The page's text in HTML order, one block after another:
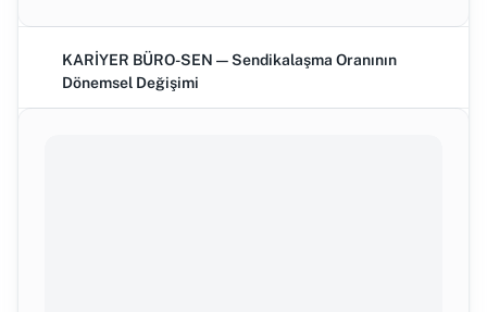
KARİYER BÜRO-SEN — Sendikalaşma Oranının
Dönemsel Değişimi